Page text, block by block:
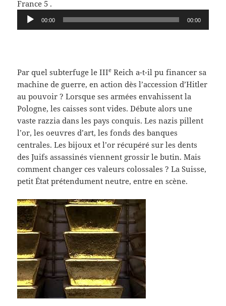
France 5 .
Lecteur
audio
00:00 00:00
Par quel subterfuge le IIIe Reich a-t-il pu financer sa
machine de guerre, en action dès l’accession d’Hitler
au pouvoir ? Lorsque ses armées envahissent la
Pologne, les caisses sont vides. Débute alors une
vaste razzia dans les pays conquis. Les nazis pillent
l’or, les oeuvres d’art, les fonds des banques
centrales. Les bijoux et l’or récupéré sur les dents
des Juifs assassinés viennent grossir le butin. Mais
comment changer ces valeurs colossales ? La Suisse,
petit État prétendument neutre, entre en scène.